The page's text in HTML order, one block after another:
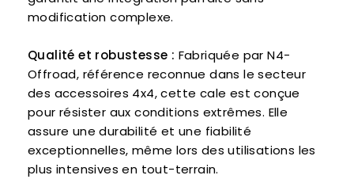
modification complexe.
Qualité et robustesse : Fabriquée par N4-
Offroad, référence reconnue dans le secteur
des accessoires 4x4, cette cale est conçue
pour résister aux conditions extrêmes. Elle
assure une durabilité et une fiabilité
exceptionnelles, même lors des utilisations les
plus intensives en tout-terrain.